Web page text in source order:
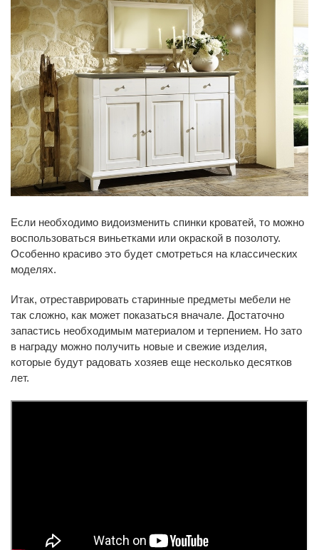
Если необходимо видоизменить спинки кроватей, то можно
воспользоваться виньетками или окраской в позолоту.
Особенно красиво это будет смотреться на классических
моделях.
Итак, отреставрировать старинные предметы мебели не
так сложно, как может показаться вначале. Достаточно
запастись необходимым материалом и терпением. Но зато
в награду можно получить новые и свежие изделия,
которые будут радовать хозяев еще несколько десятков
лет.